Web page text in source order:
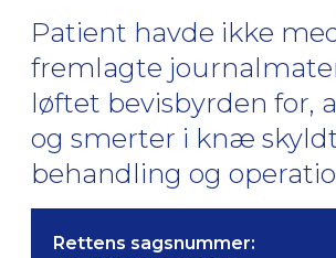
Patient havde ikke
fremlagte
løftet bevisbyrden for,
og smerter i knæ
behandling og
Rettens sagsnummer: